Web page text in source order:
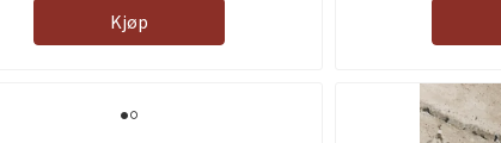
Kjøp